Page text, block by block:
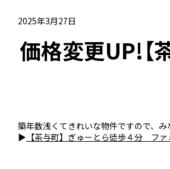
2025年3月27日
価格変更UP!【
築年数浅くてきれいな物件ですので、み
▶ 【茶与町】ぎゅーとら徒歩４分 フ